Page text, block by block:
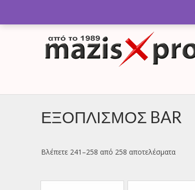
ΕΞΟΠΛΙΣΜΟΣ BAR
Βλέπετε 241–258 από 258 αποτελέσματα